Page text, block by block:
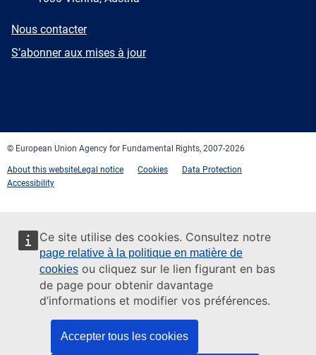
Ce site utilise des cookies. Consultez notre
page relative à la politique en matière de
cookies ou cliquez sur le lien figurant en bas
de page pour obtenir davantage
d’informations et modifier vos préférences.
Accepter tous les cookies
E-
Nous contacter
Newsletter
S’abonner aux mises à jour
© European Union Agency for Fundamental Rights, 2007-2026
About this websiteLegal notice Cookies
Data Protection
Accessibility